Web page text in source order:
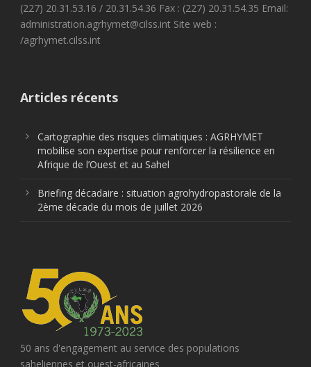
(227) 20.31.53.16 / 20.31.54.36 Fax : (227) 20.31.54.35 Email:
administration.agrhymet@cilss.int Site web :
/agrhymet.cilss.int
Articles récents
Cartographie des risques climatiques : AGRHYMET
mobilise son expertise pour renforcer la résilience en
Afrique de l’Ouest et au Sahel
Briefing décadaire : situation agrohydropastorale de la
2ème décade du mois de juillet 2026
50 ans d'engagement au service des populations
saheliennes et ouest-africaines